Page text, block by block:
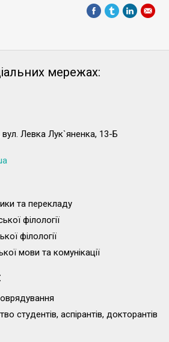
мережах:
вул. Левка Лук`яненка, 13-Б
та перекладу
філології
філології
мови та комунікації
студентів, аспірантів, докторантів